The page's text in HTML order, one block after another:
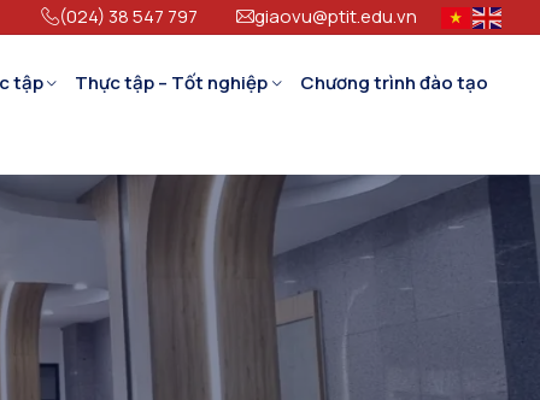
(024) 38 547 797 giaovu@ptit.edu.vn
tập Thực tập – Tốt nghiệp
Chương trình đào tạo